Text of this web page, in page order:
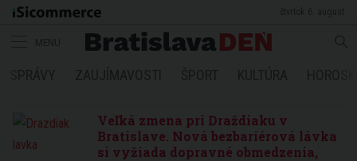
Veľká zmena pri Draždiaku v
Bratislave. Nová bezbariérová lávka
si vyžiada dopravné obmedzenia,